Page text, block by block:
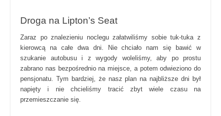
Droga na Lipton’s Seat
Zaraz po znalezieniu noclegu załatwiliśmy sobie tuk-tuka z
kierowcą na całe dwa dni. Nie chciało nam się bawić w
szukanie autobusu i z wygody woleliśmy, aby po prostu
zabrano nas bezpośrednio na miejsce, a potem odwieziono do
pensjonatu. Tym bardziej, że nasz plan na najbliższe dni był
napięty i nie chcieliśmy tracić zbyt wiele czasu na
przemieszczanie się.